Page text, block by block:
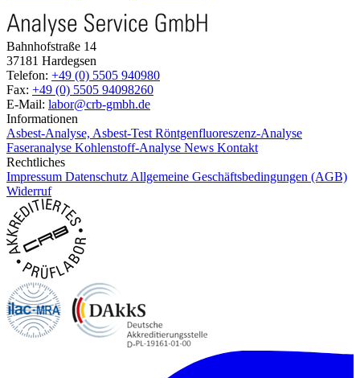
Bahnhofstraße 14
37181 Hardegsen
Telefon: +49 (0) 5505 940980
Fax: +49 (0) 5505 94098260
E-Mail: labor@crb-gmbh.de
Informationen
Asbest-Analyse, Asbest-Test Röntgenfluoreszenz-Analyse
Faseranalyse Kohlenstoff-Analyse News Kontakt
Rechtliches
Impressum Datenschutz Allgemeine Geschäftsbedingungen (AGB)
Widerruf